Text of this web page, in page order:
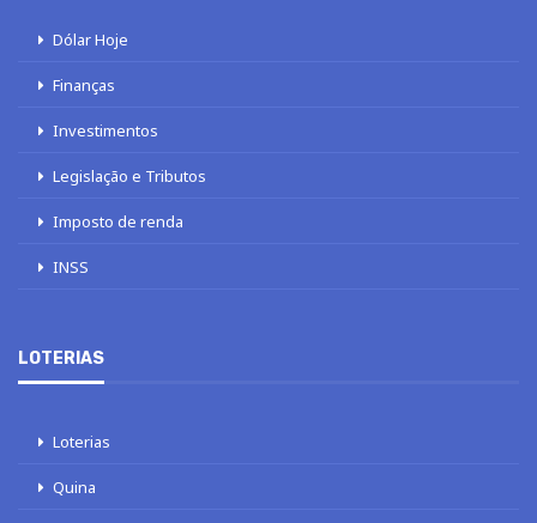
Dólar Hoje
Finanças
Investimentos
Legislação e Tributos
Imposto de renda
INSS
LOTERIAS
Loterias
Quina